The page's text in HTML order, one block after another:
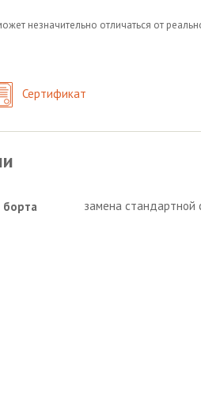
незначительно отличаться от
Сертификат
борта замена стандартной